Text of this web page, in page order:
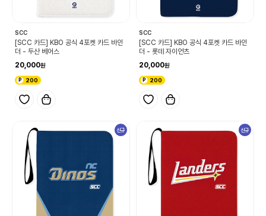
SCC
[SCC 카드] KBO 공식 4포켓 카드 바인
더 - 두산 베어스
20,000
200
SCC
[SCC 카드] KBO 공식 4포켓 카드 바인
더 - 롯데 자이언츠
20,000
200
신규 신규